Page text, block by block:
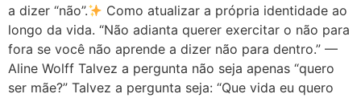
a dizer “não”.
Como atualizar a própria identidade ao
longo da vida. “Não adianta querer exercitar o não para
fora se você não aprende a dizer não para dentro.” —
Aline Wolff Talvez a pergunta não seja apenas “quero
ser mãe?” Talvez a pergunta seja: “Que vida eu quero